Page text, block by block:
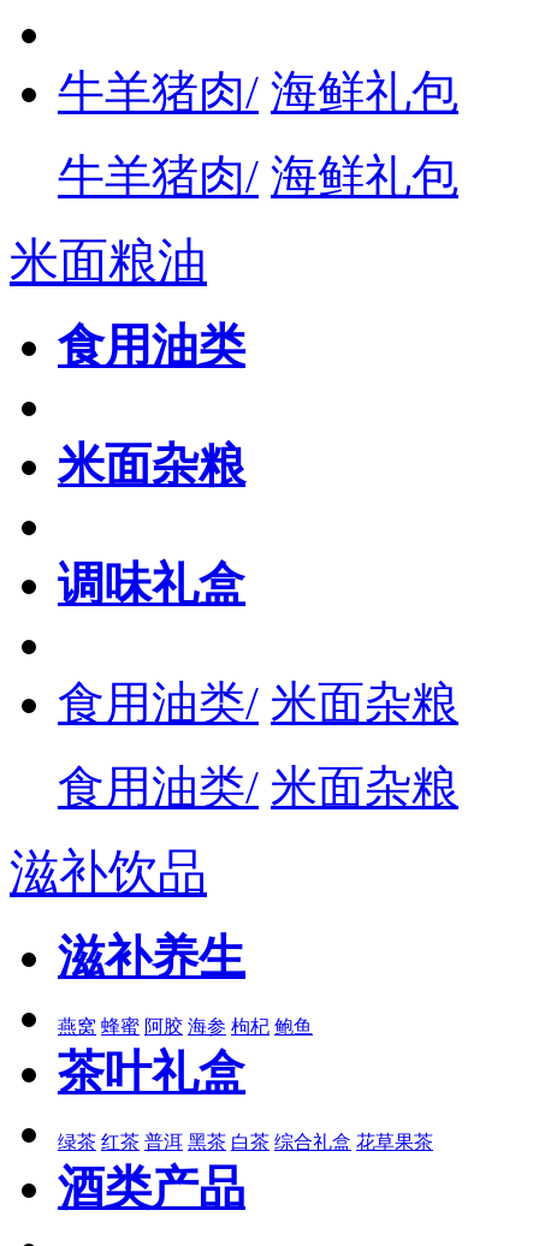
牛羊猪肉/ 海鲜礼包
牛羊猪肉/ 海鲜礼包
米面粮油
食用油类
米面杂粮
调味礼盒
食用油类/ 米面杂粮
食用油类/ 米面杂粮
滋补饮品
滋补养生
燕窝 蜂蜜 阿胶 海参 枸杞 鲍鱼
茶叶礼盒
绿茶 红茶 普洱 黑茶 白茶 综合礼盒 花草果茶
酒类产品